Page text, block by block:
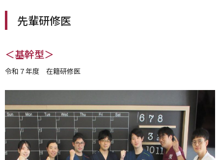
先輩研修医
＜基幹型＞
令和７年度 在籍研修医